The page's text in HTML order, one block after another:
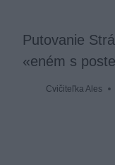
Putovanie
«eném s
Cvičiteľka Ales